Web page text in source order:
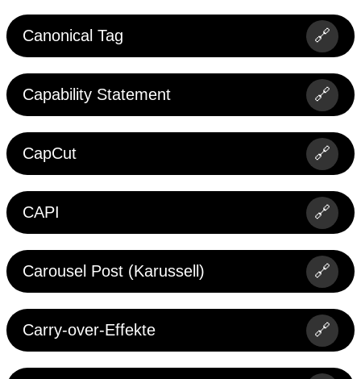
Canonical Tag 🔗
Capability Statement 🔗
CapCut 🔗
CAPI 🔗
Carousel Post (Karussell) 🔗
Carry-over-Effekte 🔗